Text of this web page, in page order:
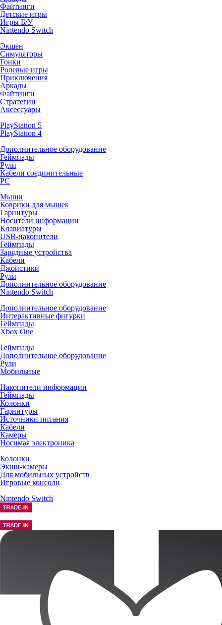
Файтинги
Детские игры
Игры Б/У
Nintendo Switch
Экшен
Симуляторы
Гонки
Ролевые игры
Приключения
Аркады
Файтинги
Стратегии
Аксессуары
PlayStation 5
PlayStation 4
Дополнительное оборудование
Геймпады
Рули
Кабели соединительные
PC
Мыши
Коврики для мышек
Гарнитуры
Носители информации
Клавиатуры
USB-накопители
Геймпады
Зарядные устройства
Кабели
Джойстики
Рули
Дополнительное оборудование
Nintendo Switch
Дополнительное оборудование
Интерактивные фигурки
Геймпады
Xbox One
Геймпады
Дополнительное оборудование
Рули
Мобильные
Накопители информации
Геймпады
Колонки
Гарнитуры
Источники питания
Кабели
Камеры
Носимая электроника
Колонки
Экшн-камеры
Для мобильных устройств
Игровые консоли
Nintendo Switch